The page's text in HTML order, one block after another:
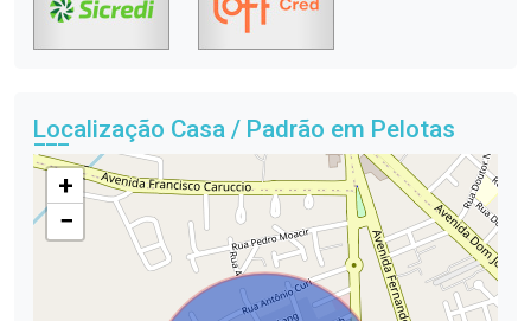
Localização Casa / Padrão em Pelotas
+
−